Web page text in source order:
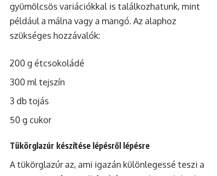
gyümölcsös variációkkal is találkozhatunk, mint
például a málna vagy a mangó. Az alaphoz
szükséges hozzávalók:
200 g étcsokoládé
300 ml tejszín
3 db tojás
50 g cukor
Tükörglazúr készítése lépésről lépésre
A tükörglazúr az, ami igazán különlegessé teszi a